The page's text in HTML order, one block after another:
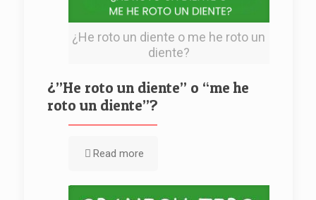
¿He roto un diente o me he roto un
diente?
¿”He roto un diente” o “me he
roto un diente”?
Read more